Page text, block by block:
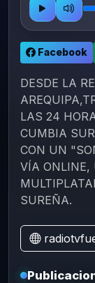
Facebook
DESDE LA
LAS 24
CUMBIA
CON UN
VÍA ONLINE,
SUREÑA.